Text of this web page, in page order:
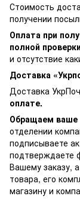
Стоимость
получении
Оплата при
полной
и отсутствие
Доставка
Доставка
оплате.
Обращаем ваше
отделении
подписываете
подтверждаете
Вашему заказу,
товара, его
магазину и